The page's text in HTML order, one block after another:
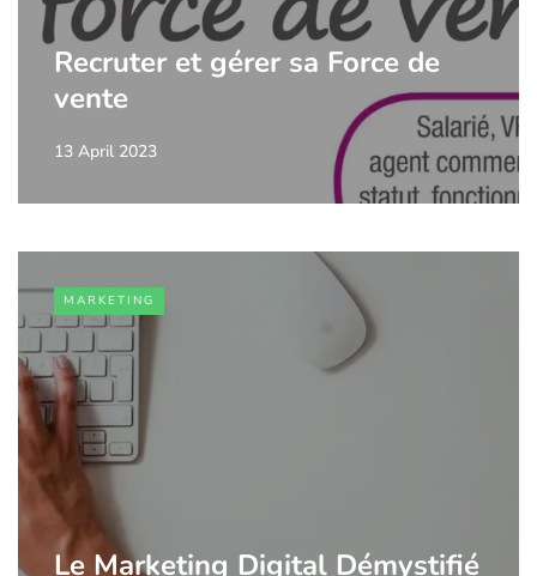
Recruter et gérer sa Force de
vente
13 April 2023
MARKETING
Le Marketing Digital Démystifié